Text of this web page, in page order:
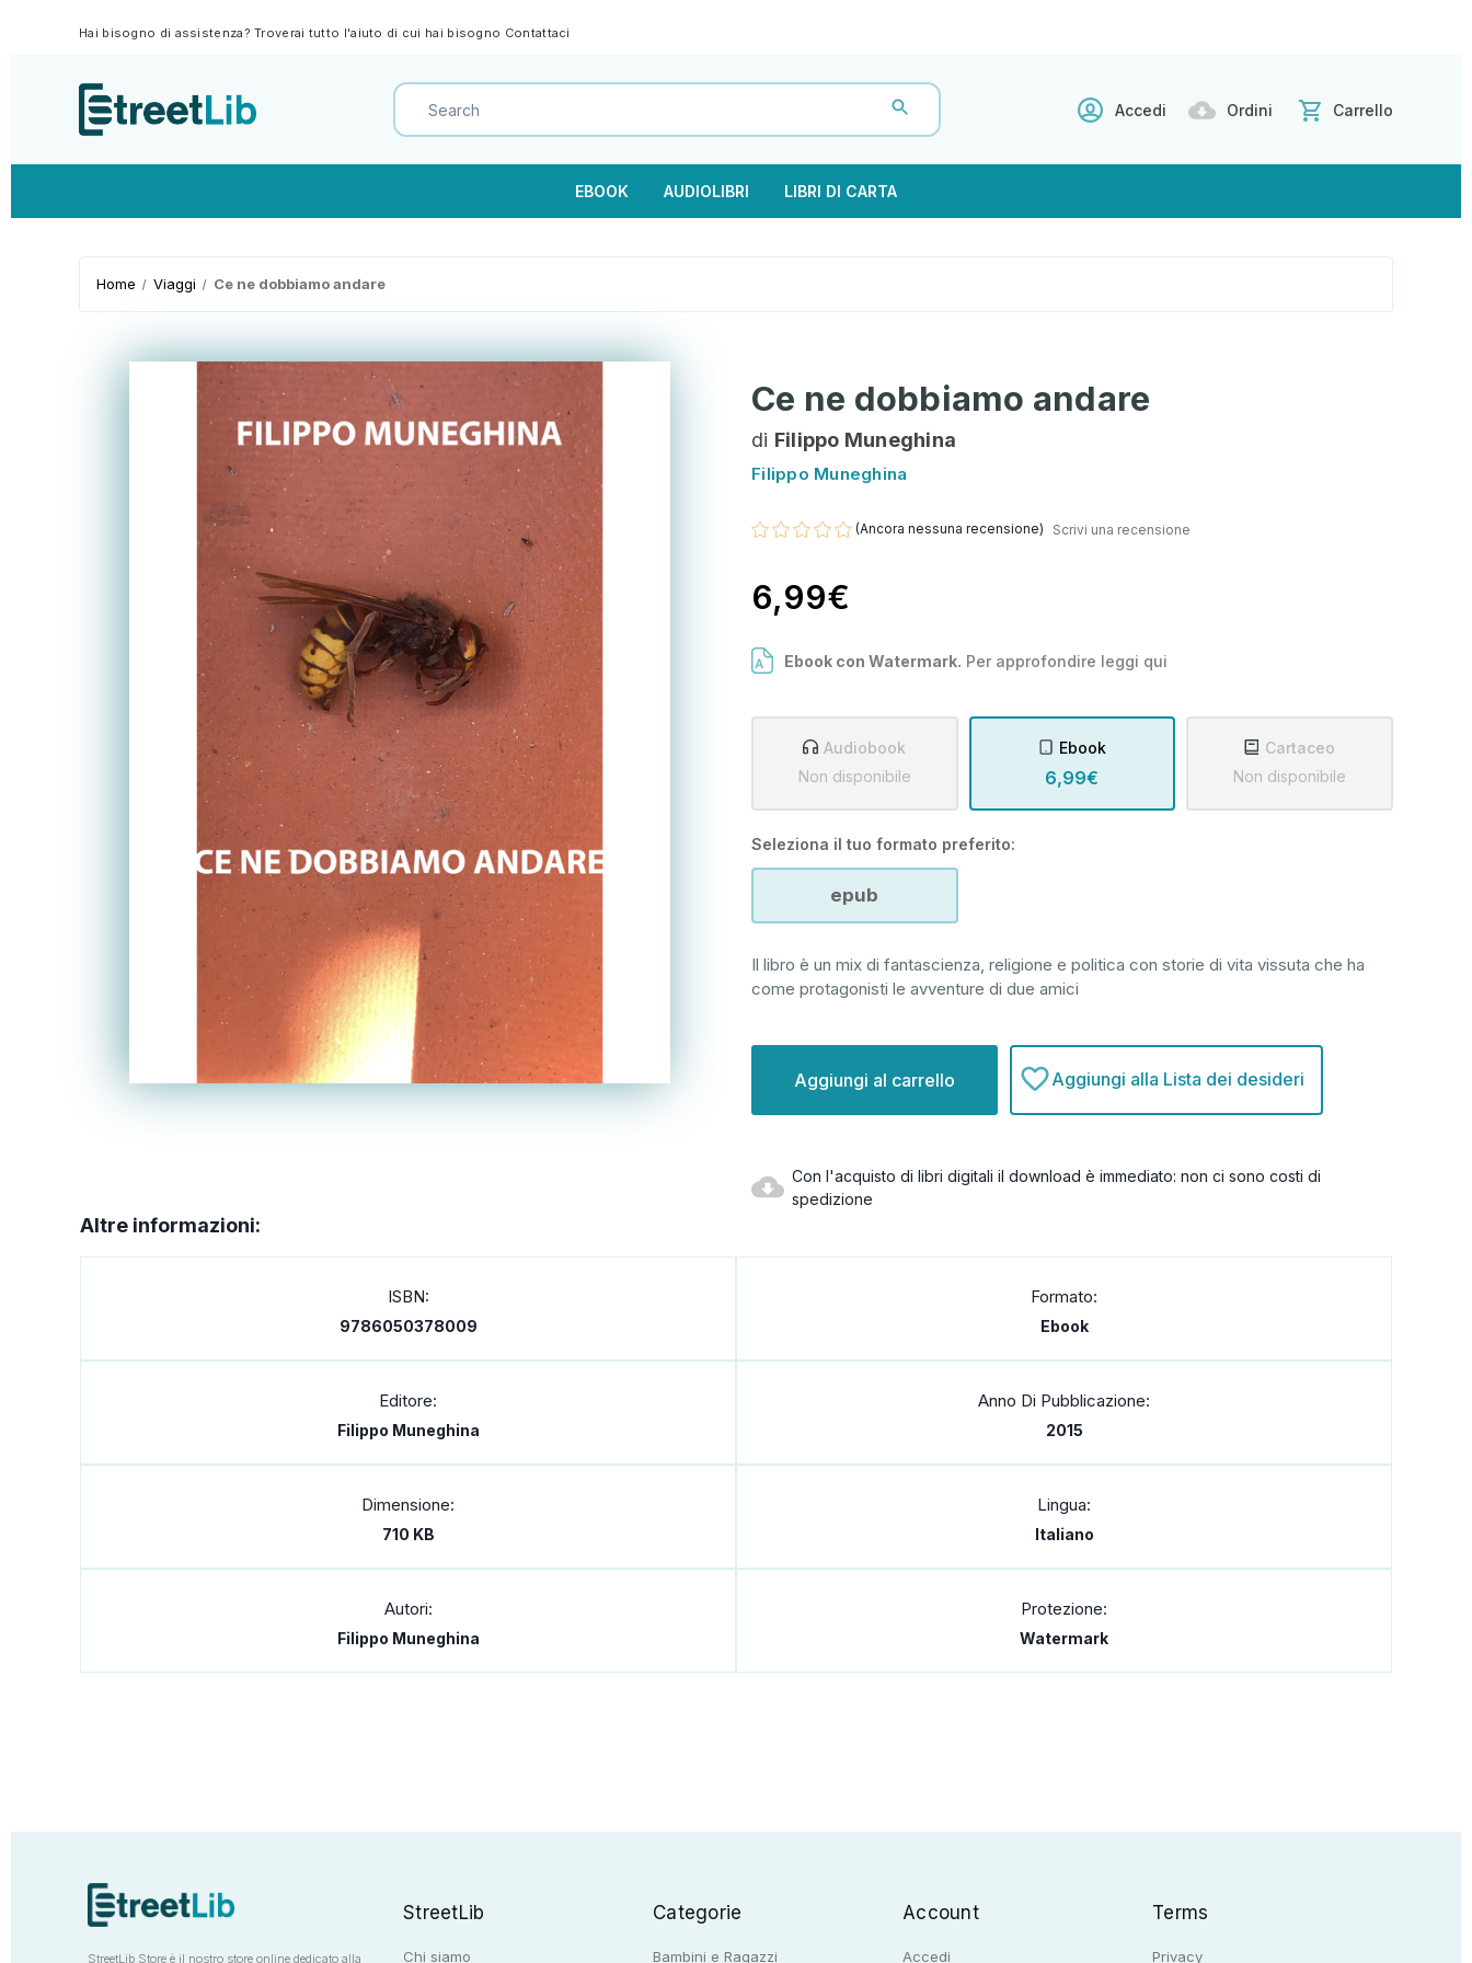
Hai bisogno di assistenza? Troverai tutto l'aiuto di cui hai bisogno Contattaci
Accedi Ordini Carrello
EBOOK AUDIOLIBRI LIBRI DI CARTA
Home Viaggi Ce ne dobbiamo andare
Ce ne dobbiamo andare
di Filippo Muneghina
Filippo Muneghina
(Ancora nessuna recensione) Scrivi una recensione
6,99€
Ebook con Watermark. Per approfondire leggi qui
Audiobook
Non disponibile
Ebook
6,99€
Cartaceo
Non disponibile
Seleziona il tuo formato preferito:
epub
Il libro è un mix di fantascienza, religione e politica con storie di vita vissuta che ha
come protagonisti le avventure di due amici
attuale:
Aggiungi alla Lista dei desideri
Con l'acquisto di libri digitali il download è immediato: non ci sono costi di
spedizione
Altre informazioni:
ISBN:
9786050378009
Formato:
Ebook
Editore:
Filippo Muneghina
Anno Di Pubblicazione:
2015
Dimensione:
710 KB
Lingua:
Italiano
Autori:
Filippo Muneghina
Protezione:
Watermark
StreetLib Store è il nostro store online dedicato alla
StreetLib
Chi siamo
Categorie
Bambini e Ragazzi
Account
Accedi
Terms
Privacy